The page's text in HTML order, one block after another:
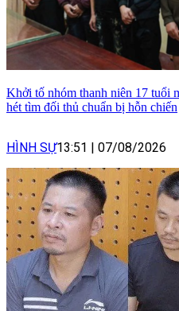
Khởi tố nhóm thanh niên 17 tuổi
hét tìm đối thủ chuẩn bị hỗn chiến
HÌNH SỰ13:51 | 07/08/2026